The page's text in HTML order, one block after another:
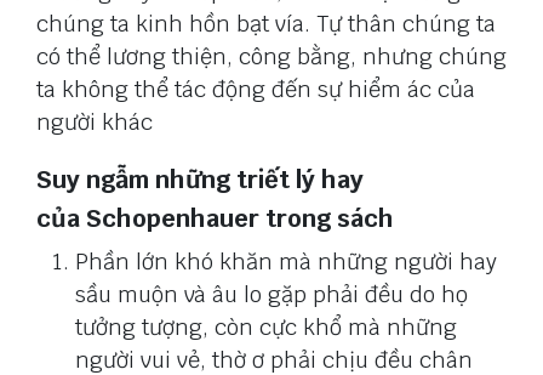
chúng ta kinh hồn bạt vía. Tự thân chúng ta
có thể lương thiện, công bằng, nhưng chúng
ta không thể tác động đến sự hiểm ác của
người khác
Suy ngẫm những triết lý hay
của Schopenhauer trong sách
Phần lớn khó khăn mà những người hay
sầu muộn và âu lo gặp phải đều do họ
tưởng tượng, còn cực khổ mà những
người vui vẻ, thờ ơ phải chịu đều chân